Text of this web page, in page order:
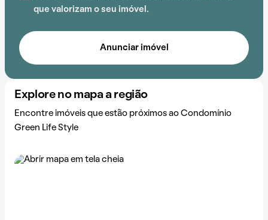
que valorizam o seu imóvel.
Anunciar imóvel
Explore no mapa a região
Encontre imóveis que estão próximos ao Condomínio
Green Life Style